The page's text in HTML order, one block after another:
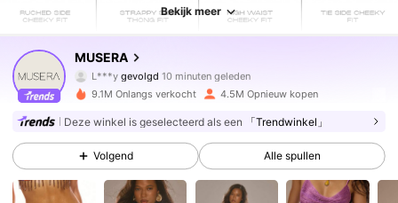
Bekijk meer
MUSERA
L***ygevolgd
s***b is aan het browsen
4.83
4.3M Volgers
4.83 4.3M Volgers
9.1M Onlangs verkocht 4.5M Opnieuw kopen
Deze winkel is geselecteerd als een 「Trendwinkel」
Volgend Alle spullen